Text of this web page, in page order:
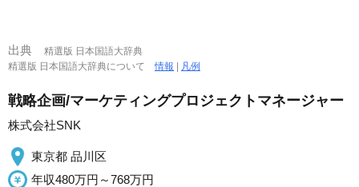
出典
精選版 日本国語大辞典
精選版 日本国語大辞典について情報 | 凡例
戦略企画/マーケティングプロジェクトマネージャー
株式会社SNK
東京都 品川区
年収480万円～768万円